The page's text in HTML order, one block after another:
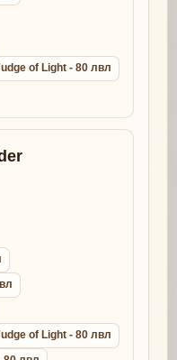
of Light - 80 лвл
of Light - 80 лвл